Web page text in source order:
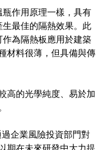
作用原理一樣，具有
最佳的隔熱效果。此
為隔熱板應用於建築
材料很薄，但具備與傳
高的光學純度、易於加
企業風險投資部門對